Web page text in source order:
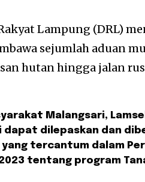
Lampung (DRL)
sejumlah aduan
hutan hingga jalan
Malangsari,
dapat dilepaskan dan
tercantum dalam
tentang program